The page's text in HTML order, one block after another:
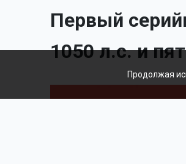
Первый
1050 л.с. и
Продолжая